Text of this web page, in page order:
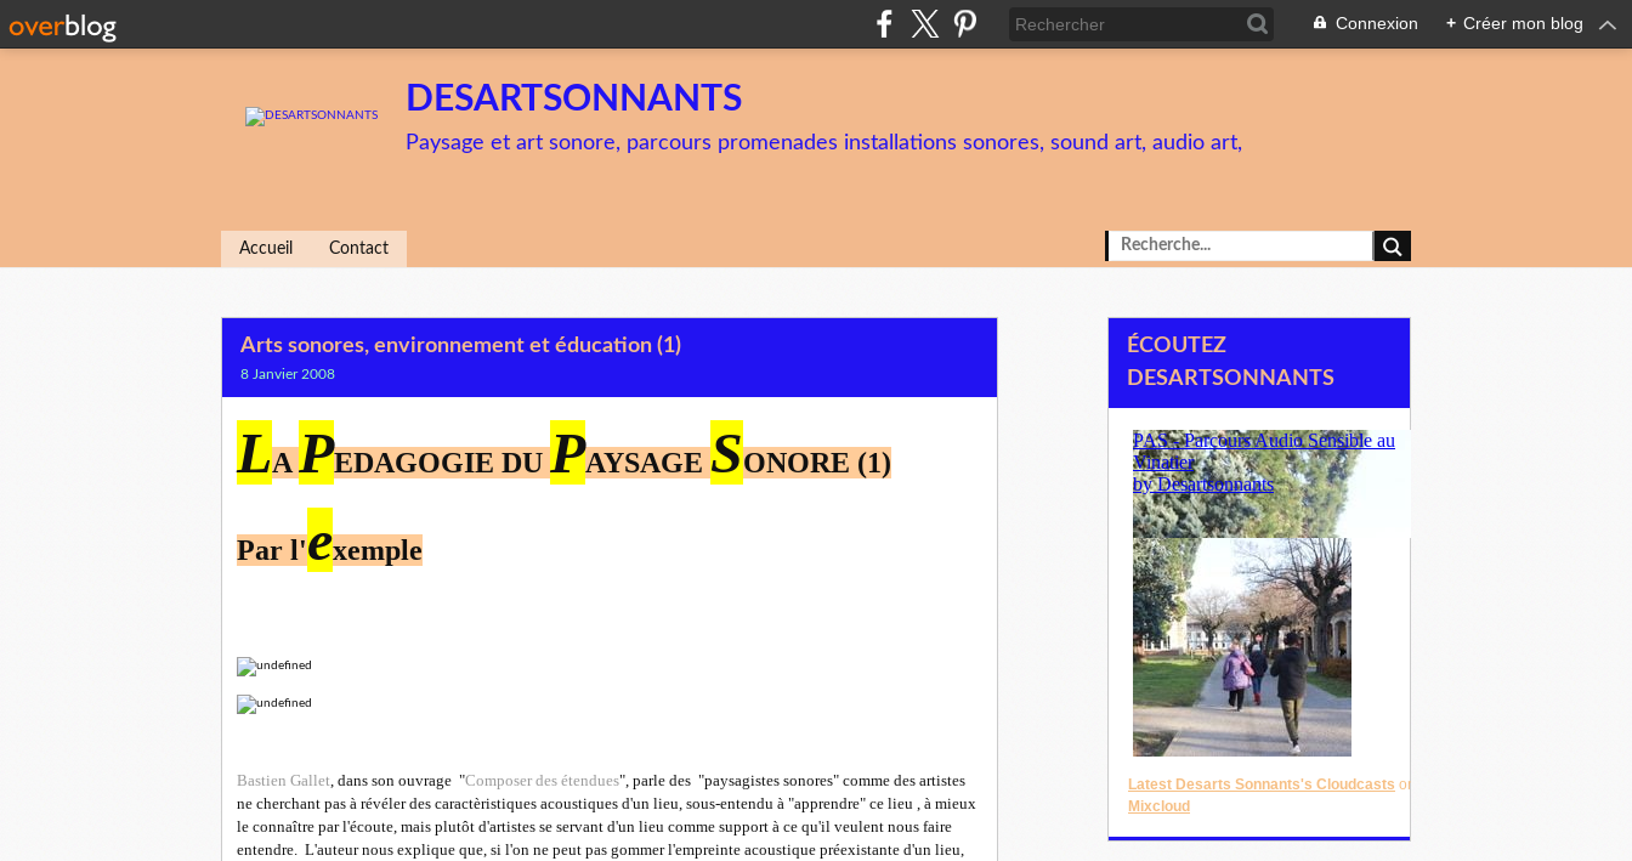
Connexion + Créer mon blog
DESARTSONNANTS
Paysage et art sonore, parcours promenades installations sonores, sound art, audio art,
Accueil Contact
Arts sonores, environnement et éducation (1)
8 Janvier 2008
LA PEDAGOGIE DU PAYSAGE SONORE (1)
Par l'exemple
Bastien Gallet, dans son ouvrage "Composer des étendues", parle des "paysagistes sonores" comme des artistes
ne cherchant pas à révéler des caractèristiques acoustiques d'un lieu, sous-entendu à "apprendre" ce lieu , à mieux
le connaître par l'écoute, mais plutôt d'artistes se servant d'un lieu comme support à ce qu'il veulent nous faire
entendre. L'auteur nous explique que, si l'on ne peut pas gommer l'empreinte acoustique préexistante d'un lieu,
ÉCOUTEZ
DESARTSONNANTS
Latest Desarts Sonnants's Cloudcasts on
Mixcloud